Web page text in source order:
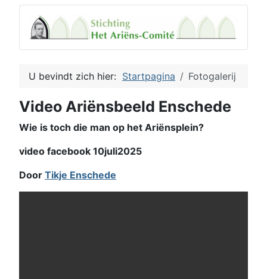
U bevindt zich hier: Startpagina Fotogalerij
Video Ariënsbeeld Enschede
Wie is toch die man op het Ariënsplein?
video facebook 10juli2025
Door Tikje Enschede